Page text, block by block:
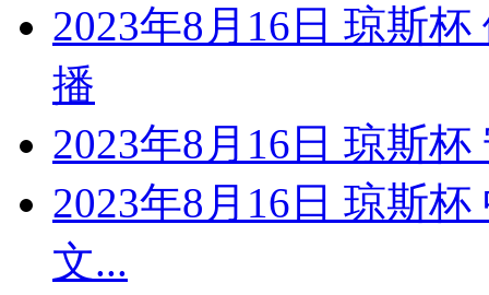
2023年8月16日 琼斯
播
2023年8月16日 琼斯
2023年8月16日 琼斯
文...